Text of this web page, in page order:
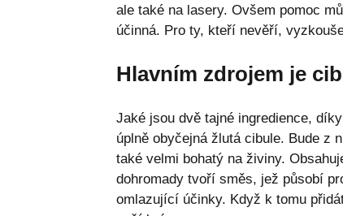
ale také na lasery. Ovšem pomoc
účinná. Pro ty, kteří nevěří,
Hlavním zdrojem je
Jaké jsou dvě tajné ingredience,
úplně obyčejná žlutá cibule. Bude z
také velmi bohatý na živiny.
dohromady tvoří směs, jež působí
omlazující účinky. Když k tomu